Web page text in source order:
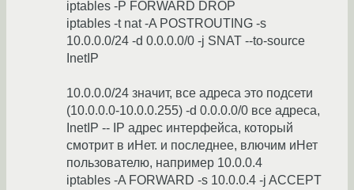
iptables -P FORWARD DROP
iptables -t nat -A POSTROUTING -s
10.0.0.0/24 -d 0.0.0.0/0 -j SNAT --to-source
InetIP
10.0.0.0/24 значит, все адреса это подсети
(10.0.0.0-10.0.0.255) -d 0.0.0.0/0 все адреса,
InetIP -- IP адрес интерфейса, который
смотрит в иНет. и последнее, влючим иНет
пользователю, например 10.0.0.4
iptables -A FORWARD -s 10.0.0.4 -j ACCEPT